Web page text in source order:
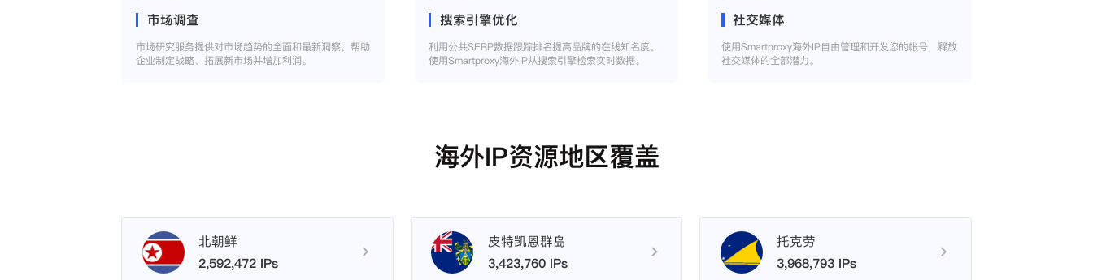
市场调查
市场研究服务提供对市场趋势的全面和最新洞察，帮助
企业制定战略、拓展新市场并增加利润。
搜索引擎优化
利用公共SERP数据跟踪排名提高品牌的在线知名度。
使用Smartproxy海外IP从搜索引擎检索实时数据。
社交媒体
使用Smartproxy海外IP自由管理和开发您的帐号，释放
社交媒体的全部潜力。
海外IP资源地区覆盖
北朝鲜
2,592,472 IPs
皮特凯恩群岛
3,423,760 IPs
托克劳
3,968,793 IPs